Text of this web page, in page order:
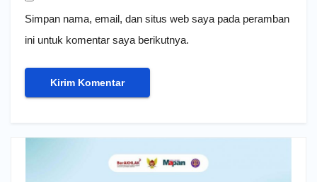
Simpan nama, email, dan situs web saya pada peramban
ini untuk komentar saya berikutnya.